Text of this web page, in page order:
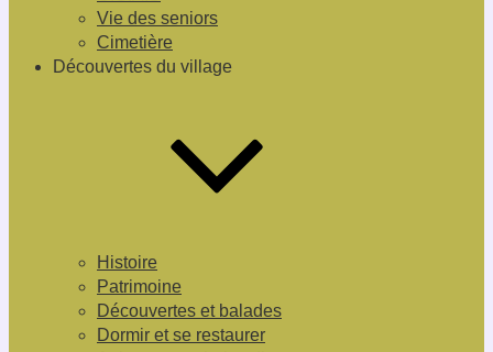
Vie des seniors
Cimetière
Découvertes du village
Histoire
Patrimoine
Découvertes et balades
Dormir et se restaurer